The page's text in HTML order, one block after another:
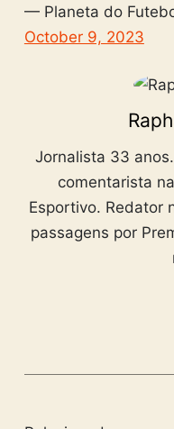
— Planeta do
October 9, 2023
Jornalista 33
comentarista
Esportivo. Redator
passagens por